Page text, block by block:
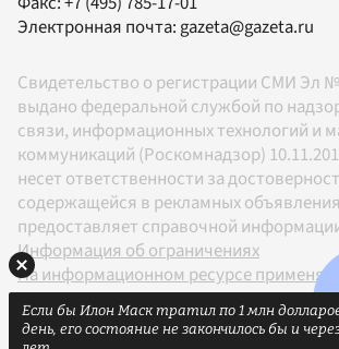
Электронная почта:gazeta@gazeta.ru
Свидетельство о регистрации СМИ Эл
выдано федеральной службой по
связи, информационных технологий и
коммуникаций (Роскомнадзор)
несет ответственности за
содержащейся в рекламных
предоставляет справочной
Информация об ограничениях
На информационном ресурсе
рекомендательные технологии в
Правилами
Если бы Илон Маск тратил по 1 млн
день, его состояние не закончилось бы и